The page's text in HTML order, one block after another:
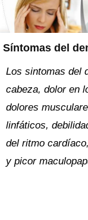
Síntomas del
Los sintomas del
cabeza, dolor en
dolores
linfáticos,
del ritmo
y picor